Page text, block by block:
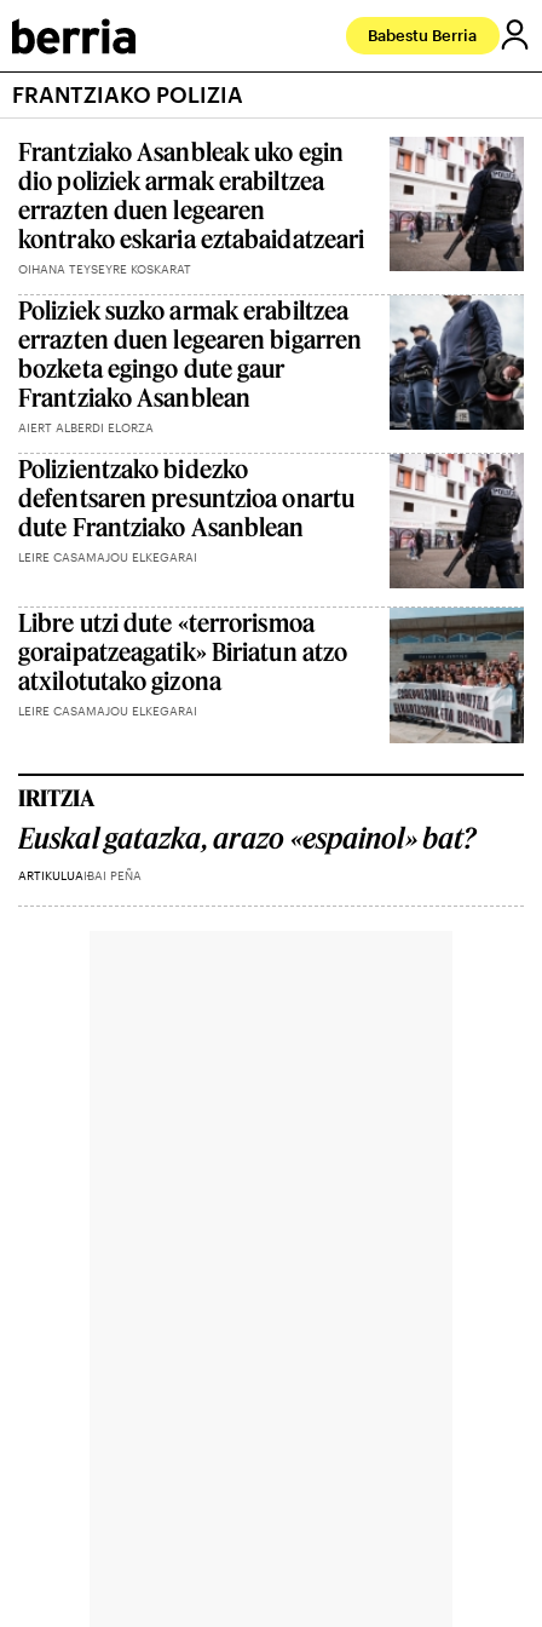
Babestu Berria
FRANTZIAKO POLIZIA
Frantziako Asanbleak uko egin
dio poliziek armak erabiltzea
errazten duen legearen
kontrako eskaria eztabaidatzeari
OIHANA TEYSEYRE KOSKARAT
Poliziek suzko armak erabiltzea
errazten duen legearen bigarren
bozketa egingo dute gaur
Frantziako Asanblean
AIERT ALBERDI ELORZA
Polizientzako bidezko
defentsaren presuntzioa onartu
dute Frantziako Asanblean
LEIRE CASAMAJOU ELKEGARAI
Libre utzi dute «terrorismoa
goraipatzeagatik» Biriatun atzo
atxilotutako gizona
LEIRE CASAMAJOU ELKEGARAI
IRITZIA
Euskal gatazka, arazo «espainol» bat?
ARTIKULUAIBAI PEÑA